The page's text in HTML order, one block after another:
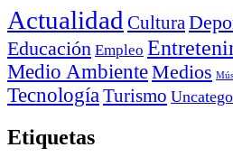
Actualidad Cultura
Educación Empleo
Medio AmbienteMedios
Tecnología Turismo
Etiquetas